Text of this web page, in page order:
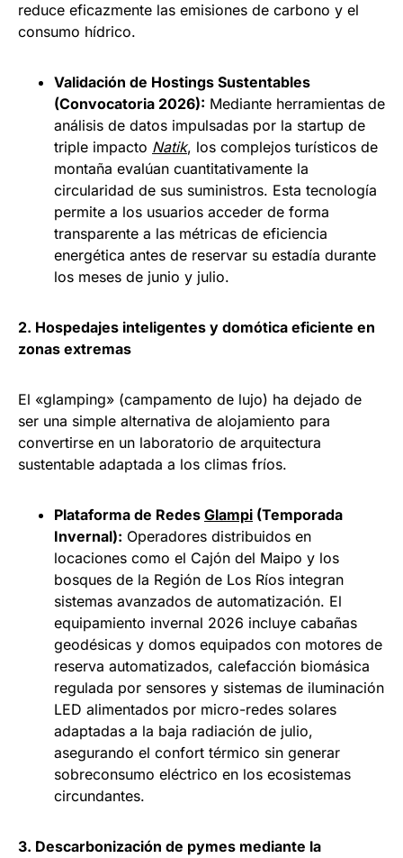
reduce eficazmente las emisiones de carbono y el
consumo hídrico.
Validación de Hostings Sustentables
(Convocatoria 2026): Mediante herramientas de
análisis de datos impulsadas por la startup de
triple impacto Natik, los complejos turísticos de
montaña evalúan cuantitativamente la
circularidad de sus suministros. Esta tecnología
permite a los usuarios acceder de forma
transparente a las métricas de eficiencia
energética antes de reservar su estadía durante
los meses de junio y julio.
2. Hospedajes inteligentes y domótica eficiente en
zonas extremas
El «glamping» (campamento de lujo) ha dejado de
ser una simple alternativa de alojamiento para
convertirse en un laboratorio de arquitectura
sustentable adaptada a los climas fríos.
Plataforma de Redes Glampi (Temporada
Invernal): Operadores distribuidos en
locaciones como el Cajón del Maipo y los
bosques de la Región de Los Ríos integran
sistemas avanzados de automatización. El
equipamiento invernal 2026 incluye cabañas
geodésicas y domos equipados con motores de
reserva automatizados, calefacción biomásica
regulada por sensores y sistemas de iluminación
LED alimentados por micro-redes solares
adaptadas a la baja radiación de julio,
asegurando el confort térmico sin generar
sobreconsumo eléctrico en los ecosistemas
circundantes.
3. Descarbonización de pymes mediante la